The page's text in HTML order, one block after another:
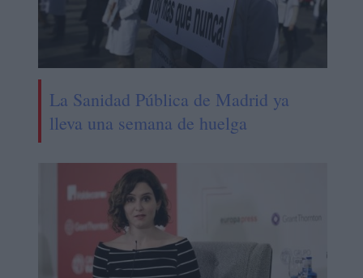
La Sanidad Pública de Madrid ya
lleva una semana de huelga